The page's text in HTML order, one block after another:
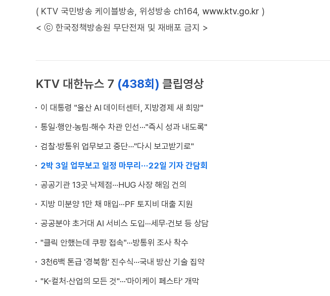
( KTV 국민방송 케이블방송, 위성방송 ch164, www.ktv.go.kr )
< ⓒ 한국정책방송원 무단전재 및 재배포 금지 >
KTV 대한뉴스 7 (438회) 클립영상
이 대통령 "울산 AI 데이터센터, 지방경제 새 희망"
통일·행안·농림·해수 차관 인선···"즉시 성과 내도록"
검찰·방통위 업무보고 중단···"다시 보고받기로"
2박 3일 업무보고 일정 마무리···22일 기자 간담회
공공기관 13곳 낙제점···HUG 사장 해임 건의
지방 미분양 1만 채 매입···PF 토지비 대출 지원
공공분야 초거대 AI 서비스 도입···세무·건보 등 상담
"클릭 안했는데 쿠팡 접속"···방통위 조사 착수
3천6백 톤급 '경북함' 진수식···국내 방산 기술 집약
"K-컬처·산업의 모든 것"···'마이케이 페스타' 개막